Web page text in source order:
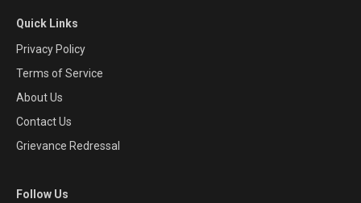
Quick Links
Privacy Policy
Terms of Service
About Us
Contact Us
Grievance Redressal
Follow Us